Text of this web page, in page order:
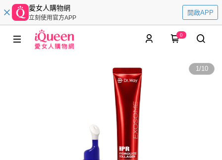
愛女人購物網
立刻使用官方APP
開啟APP
0
1/10